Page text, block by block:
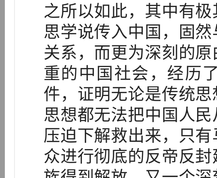
之所以如此，其中有
思学说传入中国，固
关系，而更为深刻的
重的中国社会，经历
件，证明无论是传统
思想都无法把中国人
压迫下解救出来，只
众进行彻底的反帝反